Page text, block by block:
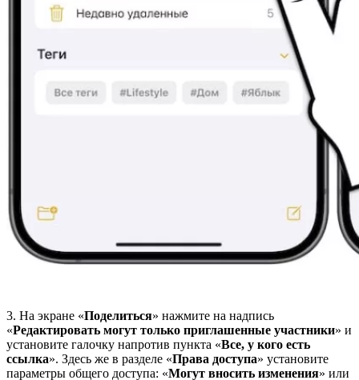
3. На экране «Поделиться» нажмите на надпись
«Редактировать могут только приглашенные участники» и
установите галочку напротив пункта «Все, у кого есть
ссылка». Здесь же в разделе «Права доступа» установите
параметры общего доступа: «Могут вносить изменения» или